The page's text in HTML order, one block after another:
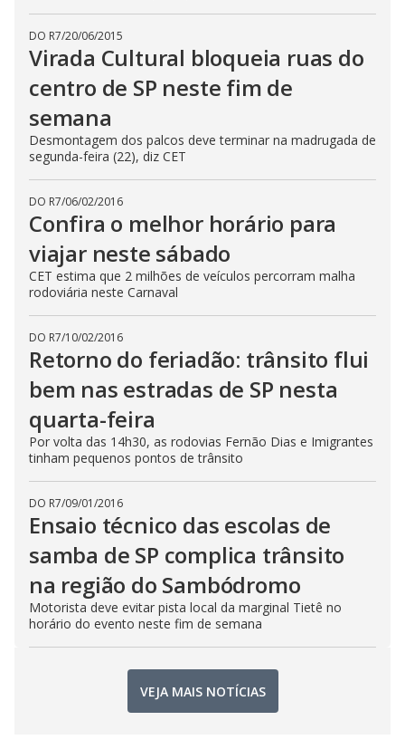
DO R7/20/06/2015
Virada Cultural bloqueia ruas do
centro de SP neste fim de
semana
Desmontagem dos palcos deve terminar na madrugada de
segunda-feira (22), diz CET
DO R7/06/02/2016
Confira o melhor horário para
viajar neste sábado
CET estima que 2 milhões de veículos percorram malha
rodoviária neste Carnaval
DO R7/10/02/2016
Retorno do feriadão: trânsito flui
bem nas estradas de SP nesta
quarta-feira
Por volta das 14h30, as rodovias Fernão Dias e Imigrantes
tinham pequenos pontos de trânsito
DO R7/09/01/2016
Ensaio técnico das escolas de
samba de SP complica trânsito
na região do Sambódromo
Motorista deve evitar pista local da marginal Tietê no
horário do evento neste fim de semana
VEJA MAIS NOTÍCIAS